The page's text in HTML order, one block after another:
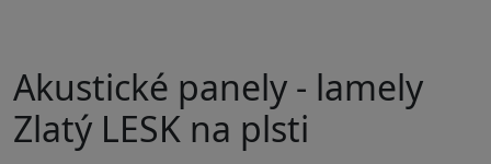
Akustické panely - lamely
Zlatý LESK na plsti